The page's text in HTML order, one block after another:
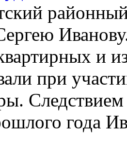
и
при
Следствием
года